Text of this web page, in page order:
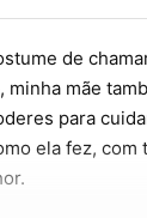
de
minha mãe
para
ela fez, com